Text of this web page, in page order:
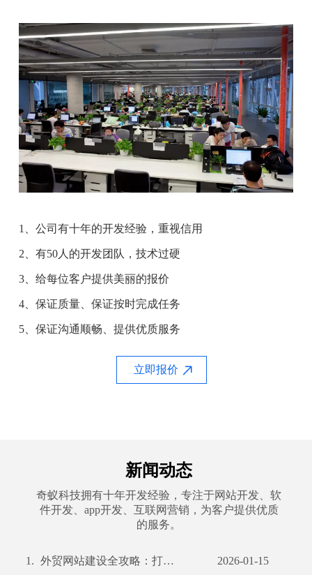
1、公司有十年的开发经验，重视信用
2、有50人的开发团队，技术过硬
3、给每位客户提供美丽的报价
4、保证质量、保证按时完成任务
5、保证沟通顺畅、提供优质服务
立即报价
新闻动态
奇蚁科技拥有十年开发经验，专注于网站开发、软
件开发、app开发、互联网营销，为客户提供优质
的服务。
1. 外贸网站建设全攻略：打造国际化平台，赢在起点 2026-01-15